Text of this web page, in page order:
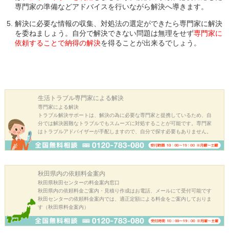
専門家の準備などアドバイスを行いながら解決へ導きます。
解決に必要な情報の収集、対処法の選定ができたら専門家に解決
を委ねましょう。自分で解決できない問題は無理をせず専門家に
依頼することで納得の解決を得ることが出来るでしょう。
生活トラブル専門家による解決
専門家による解決
トラブル解決サポートは、解決の為に必要な専門家と提携しているため、自
分では解決困難なトラブルでもスムーズに対処することが可能です。専門家
はトラブルアドバイザーが手配しますので、自分で探す必要もありません。
秋田県内の依頼料金案内
秋田県秋田センターの料金案内窓口
秋田県内の依頼料金ご案内・見積り作成はお電話、メールにて受付可能です
秋田センターの依頼料金案内では、適正定額による料金をご案内しておりま
す（秋田県料金案内）